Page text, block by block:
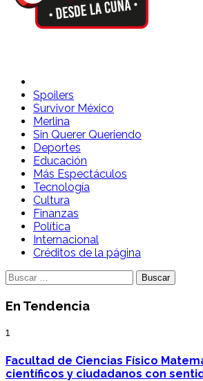
Spoilers Desde la Cuna
Sitio con información sobre series,
telenovelas
Spoilers
Survivor México
Merlina
Sin Querer Queriendo
Deportes
Educación
Más Espectáculos
Tecnología
Cultura
Finanzas
Política
Internacional
Créditos de la página
Buscar:
En Tendencia
1
Facultad de Ciencias Físico
científicos y ciudadanos con